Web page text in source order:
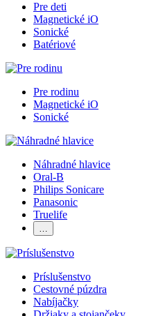
Pre deti
Magnetické iO
Sonické
Batériové
Pre rodinu
Magnetické iO
Sonické
Náhradné hlavice
Oral-B
Philips Sonicare
Panasonic
Truelife
…
Príslušenstvo
Cestovné púzdra
Nabíjačky